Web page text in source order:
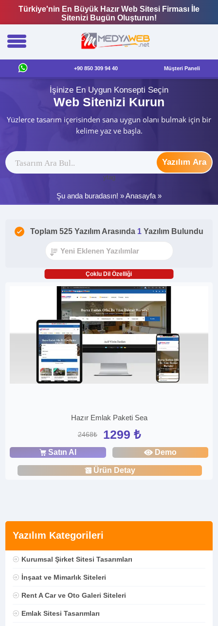
Türkiye'nin En Büyük Hazır Web Sitesi Firması İle
Sitenizi Bugün Oluşturun!
+90 850 309 94 40 Müşteri Paneli
İşinize En Uygun Konsepti Seçin
Web Sitenizi Kurun
Yüzlerce tasarım içerisinden sana uygun olanı bulmak için bir
kelime yaz ve başla.
Yazılım Ara
ytag
Şu anda buradasın! »Anasayfa »
Yazılım Kategorileri
Kurumsal Şirket Sitesi Tasarımları
İnşaat ve Mimarlık Siteleri
Rent A Car ve Oto Galeri Siteleri
Emlak Sitesi Tasarımları
Toplam 525 Yazılım Arasında 1 Yazılım Bulundu
Çoklu Dil Özelliği
Hazır Emlak Paketi Sea
2468₺ 1299 ₺
Satın Al Demo
Ürün Detay